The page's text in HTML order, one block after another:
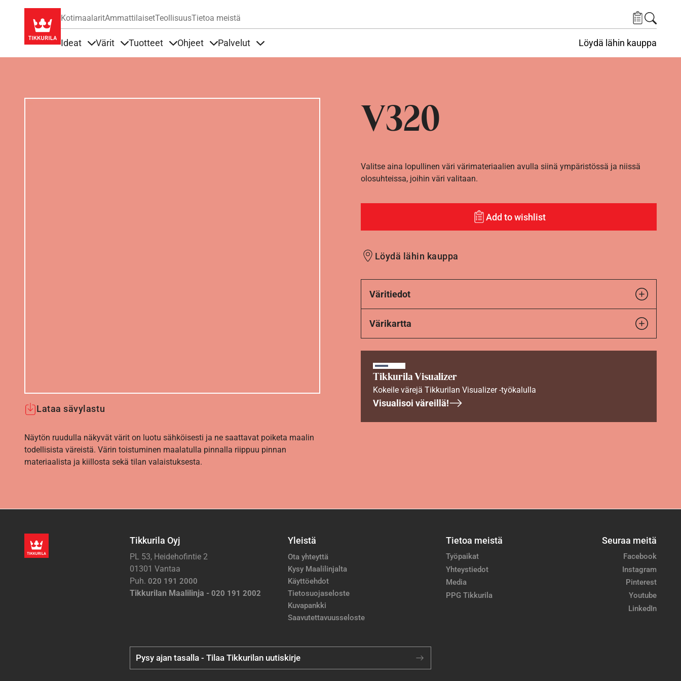
KotimaalaritAmmattilaisetTeollisuusTietoa meistä
Ideat Värit Tuotteet Ohjeet Palvelut Löydä lähin kauppa
V320
Lataa sävylastu
Näytön ruudulla näkyvät värit on luotu sähköisesti ja ne saattavat poiketa maalin
todellisista väreistä. Värin toistuminen maalatulla pinnalla riippuu pinnan
materiaalista ja kiillosta sekä tilan valaistuksesta.
Valitse aina lopullinen väri värimateriaalien avulla siinä ympäristössä ja niissä
olosuhteissa, joihin väri valitaan.
Add to wishlist
Löydä lähin kauppa
Väritiedot
Värikartta
Tikkurila Visualizer
Kokeile värejä Tikkurilan Visualizer -työkalulla
Visualisoi väreillä!
Tikkurila Oyj
PL 53, Heidehofintie 2
01301 Vantaa
Puh. 020 191 2000
Tikkurilan Maalilinja - 020 191 2002
Yleistä
Ota yhteyttä
Kysy Maalilinjalta
Käyttöehdot
Tietosuojaseloste
Kuvapankki
Saavutettavuusseloste
Tietoa meistä
Työpaikat
Yhteystiedot
Media
PPG Tikkurila
Seuraa meitä
Facebook
Instagram
Pinterest
Youtube
LinkedIn
Pysy ajan tasalla - Tilaa Tikkurilan uutiskirje